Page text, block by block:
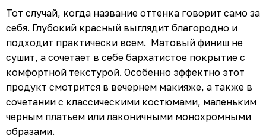
Тот случай, когда название оттенка говорит само за
себя. Глубокий красный выглядит благородно и
подходит практически всем. Матовый финиш не
сушит, а сочетает в себе бархатистое покрытие с
комфортной текстурой. Особенно эффектно этот
продукт смотрится в вечернем макияже, а также в
сочетании с классическими костюмами, маленьким
черным платьем или лаконичными монохромными
образами.